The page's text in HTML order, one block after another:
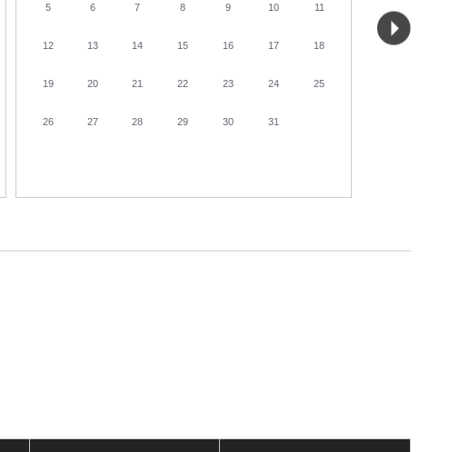
5 6 7 8 9 10 11
12 13 14 15 16 17 18
19 20 21 22 23 24 25
26 27 28 29 30 31
9